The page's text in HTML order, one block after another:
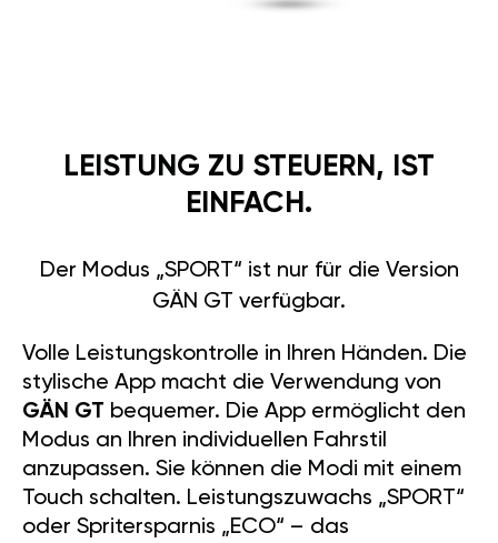
LEISTUNG ZU STEUERN, IST
EINFACH.
Der Modus „SPORT“ ist nur für die Version
GÄN GT verfügbar.
Volle Leistungskontrolle in Ihren Händen. Die
stylische App macht die Verwendung von
GÄN GT bequemer. Die App ermöglicht den
Modus an Ihren individuellen Fahrstil
anzupassen. Sie können die Modi mit einem
Touch schalten. Leistungszuwachs „SPORT“
oder Spritersparnis „ECO“ – das